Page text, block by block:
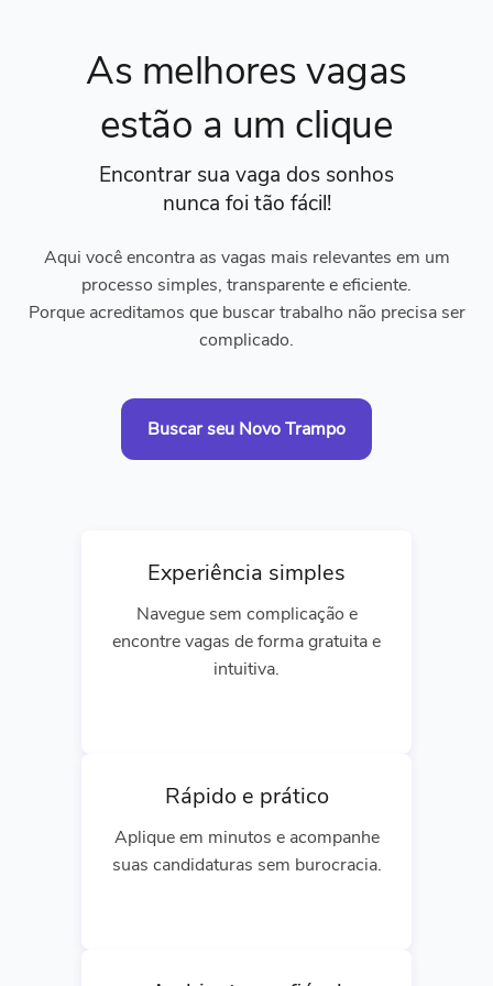
As melhores vagas
estão a um clique
Encontrar sua vaga dos sonhos
nunca foi tão fácil!
Aqui você encontra as vagas mais relevantes em um
processo simples, transparente e eficiente.
Porque acreditamos que buscar trabalho não precisa ser
complicado.
Buscar seu Novo Trampo
Experiência simples
Navegue sem complicação e
encontre vagas de forma gratuita e
intuitiva.
Rápido e prático
Aplique em minutos e acompanhe
suas candidaturas sem burocracia.